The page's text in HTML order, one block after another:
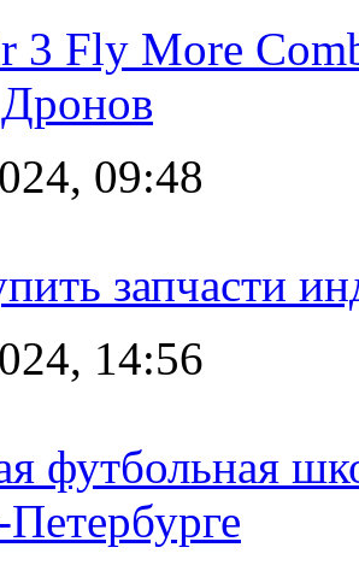
3 Fly More
09:48
запчасти
14:56
футбольная